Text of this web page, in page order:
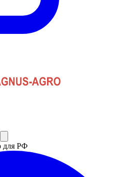
для РФ